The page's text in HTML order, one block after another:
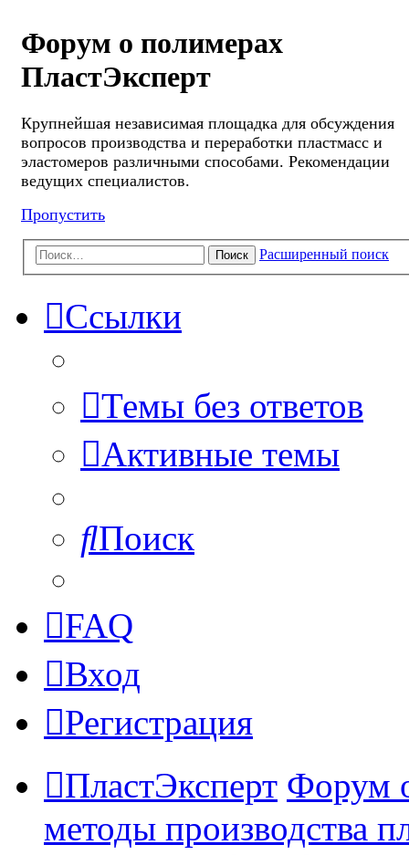
Форум о полимерах
ПластЭксперт
Крупнейшая независимая площадка для обсуждения
вопросов производства и переработки пластмасс и
эластомеров различными способами. Рекомендации
ведущих специалистов.
Пропустить
Поиск Расширенный поиск
Ссылки
Темы без ответов
Активные темы
Поиск
FAQ
Вход
Регистрация
ПластЭксперт Форум
методы производства